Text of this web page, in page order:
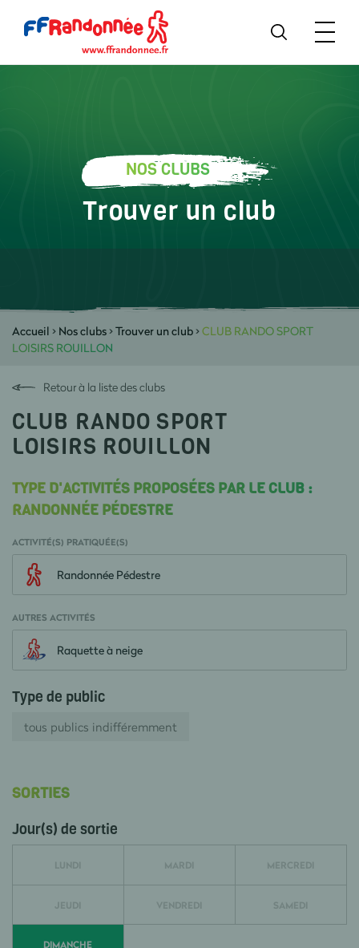
NOS CLUBS
Trouver un club
Accueil > Nos clubs>Trouver un club>CLUB RANDO SPORT
LOISIRS ROUILLON
Retour à la liste des clubs
CLUB RANDO SPORT
LOISIRS ROUILLON
TYPE D'ACTIVITÉS PROPOSÉES PAR LE CLUB :
RANDONNÉE PÉDESTRE
ACTIVITÉ(S) PRATIQUÉE(S)
Randonnée Pédestre
AUTRES ACTIVITÉS
Raquette à neige
Type de public
tous publics indifféremment
SORTIES
Jour(s) de sortie
LUNDI MARDI MERCREDI
JEUDI VENDREDI SAMEDI
DIMANCHE